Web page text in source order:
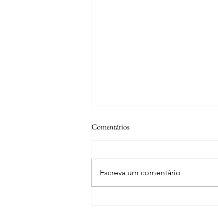
Valle Nevado
Comentários
Escreva um comentário